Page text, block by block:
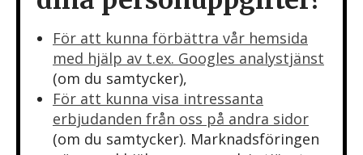
För att kunna förbättra vår hemsida
med hjälp av t.ex. Googles analystjänst
(om du samtycker),
För att kunna visa intressanta
erbjudanden från oss på andra sidor
(om du samtycker). Marknadsföringen